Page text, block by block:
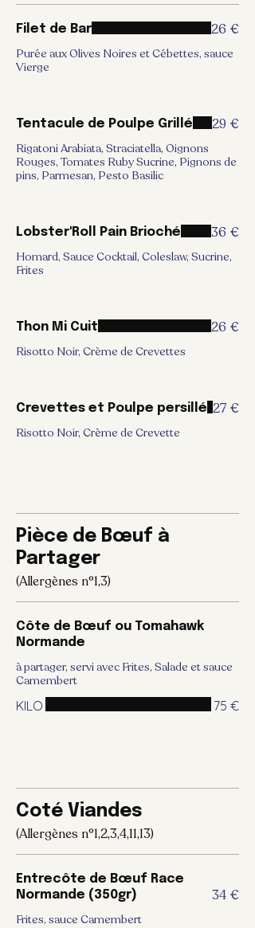
Filet de Bar
Purée aux Olives Noires et Cébettes, sauce
Vierge
26 €
Tentacule de Poulpe Grillé
Rigatoni Arabiata, Straciatella, Oignons
Rouges, Tomates Ruby Sucrine, Pignons de
pins, Parmesan, Pesto Basilic
29 €
Lobster'Roll Pain Brioché
Homard, Sauce Cocktail, Coleslaw, Sucrine,
Frites
36 €
Thon Mi Cuit
Risotto Noir, Crème de Crevettes
26 €
Crevettes et Poulpe persillé
Risotto Noir, Crème de Crevette
27 €
Pièce de Bœuf à
Partager
(Allergènes n°1,3)
Côte de Bœuf ou Tomahawk
Normande
à partager, servi avec Frites, Salade et sauce
Camembert
KILO 75 €
Coté Viandes
(Allergènes n°1,2,3,4,11,13)
Entrecôte de Bœuf Race
Normande (350gr)
Frites, sauce Camembert
34 €